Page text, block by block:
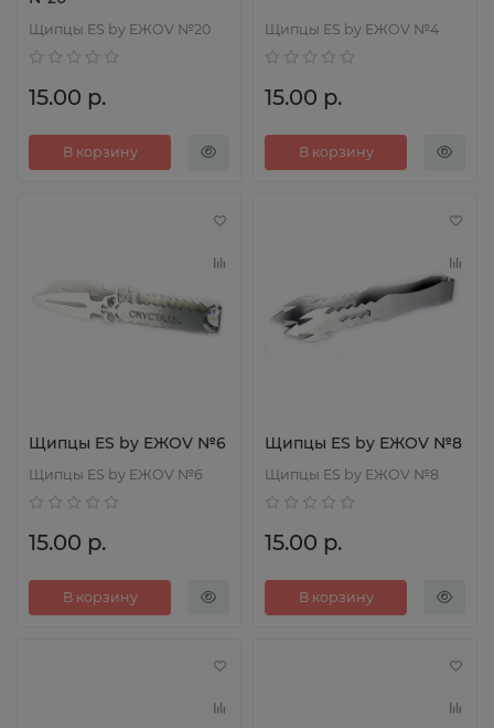
Щипцы ES by EЖOV №20
15.00 р.
В корзину
Щипцы ES by EЖOV №4
15.00 р.
В корзину
Щипцы ES by EЖOV №6
Щипцы ES by EЖOV №6
15.00 р.
В корзину
Щипцы ES by EЖOV №8
Щипцы ES by EЖOV №8
15.00 р.
В корзину